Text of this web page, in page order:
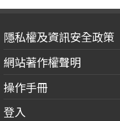
隱私權及資訊安全政策
網站著作權聲明
操作手冊
登入